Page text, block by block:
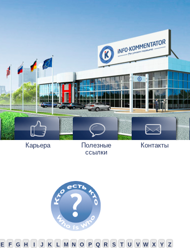
Карьера
Полезные
ссылки
Контакты
E F G H I J K L M N O P Q R S T U V W X Y
Z